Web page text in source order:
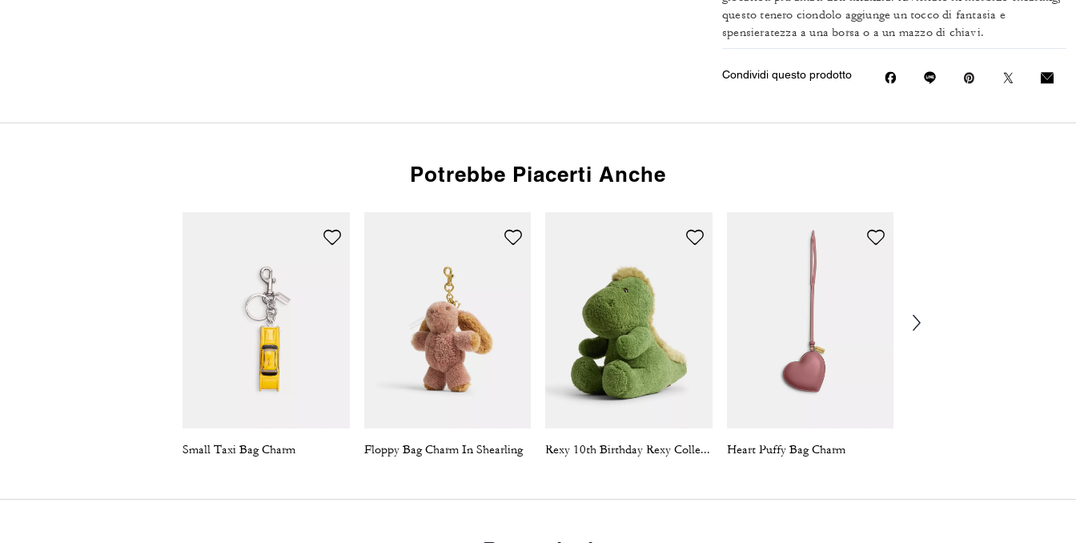
questo tenero ciondolo aggiunge un tocco di fantasia e
spensieratezza a una borsa o a un mazzo di chiavi.
Condividi questo prodotto
Potrebbe Piacerti Anche
Small Taxi Bag Charm Floppy Bag Charm In Shearling Rexy 10th Birthday Rexy Collectible In Shearling Heart Puffy Bag Charm